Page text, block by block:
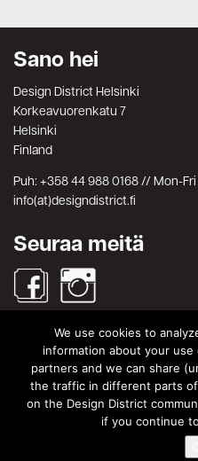
Sano hei
Design District Helsinki
Korkeavuorenkatu 7
Helsinki
Finland
Puh: +358 44 988 0168 // Mon-Fri
info(at)designdistrict.fi
Seuraa meitä
Haku
Search
for:
© Design District
We use cookies to
information about your
partners and we can share
the traffic in different parts
on the Design District
if you continue